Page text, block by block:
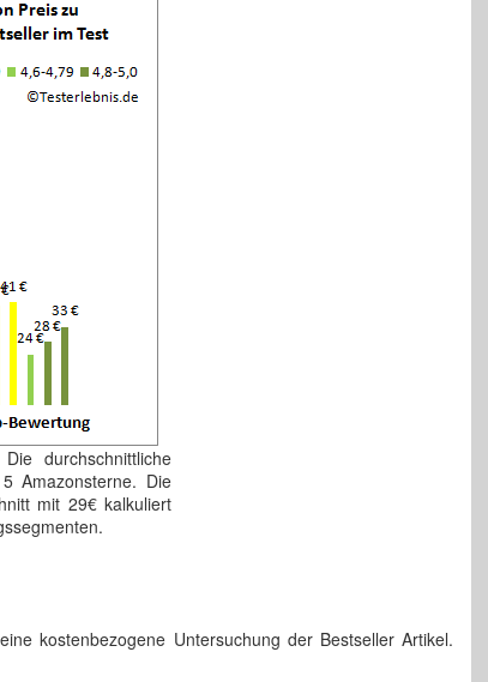
Die durchschnittliche
Amazonsterne. Die
mit 29€ kalkuliert
kostenbezogene Untersuchung der Bestseller Artikel.